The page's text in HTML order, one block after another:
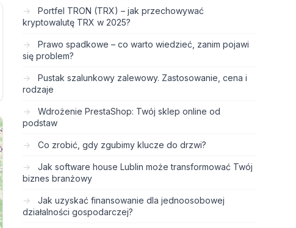
Portfel TRON (TRX) – jak przechowywać
kryptowalutę TRX w 2025?
Prawo spadkowe – co warto wiedzieć, zanim pojawi
się problem?
Pustak szalunkowy zalewowy. Zastosowanie, cena i
rodzaje
Wdrożenie PrestaShop: Twój sklep online od
podstaw
Co zrobić, gdy zgubimy klucze do drzwi?
Jak software house Lublin może transformować Twój
biznes branżowy
Jak uzyskać finansowanie dla jednoosobowej
działalności gospodarczej?